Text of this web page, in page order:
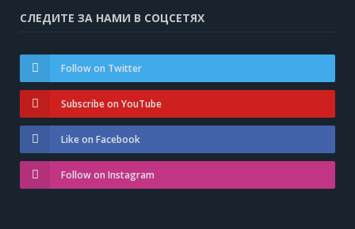
СЛЕДИТЕ ЗА НАМИ В СОЦСЕТЯХ
Follow on Twitter
Subscribe on YouTube
Like on Facebook
Follow on Instagram